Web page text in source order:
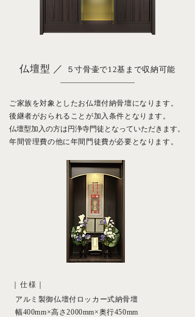
仏壇型 ／ ５寸骨壷で12基まで収納可能
ご家族を対象としたお仏壇付納骨壇になります。
後継者がおられることが加入条件となります。
仏壇型加入の方は円浄寺門徒となっていただきます。
年間管理費の他に年間門徒費が必要となります。
｜仕様｜
アルミ製御仏壇付ロッカー式納骨壇
幅400mm×高さ2000mm×奥行450mm